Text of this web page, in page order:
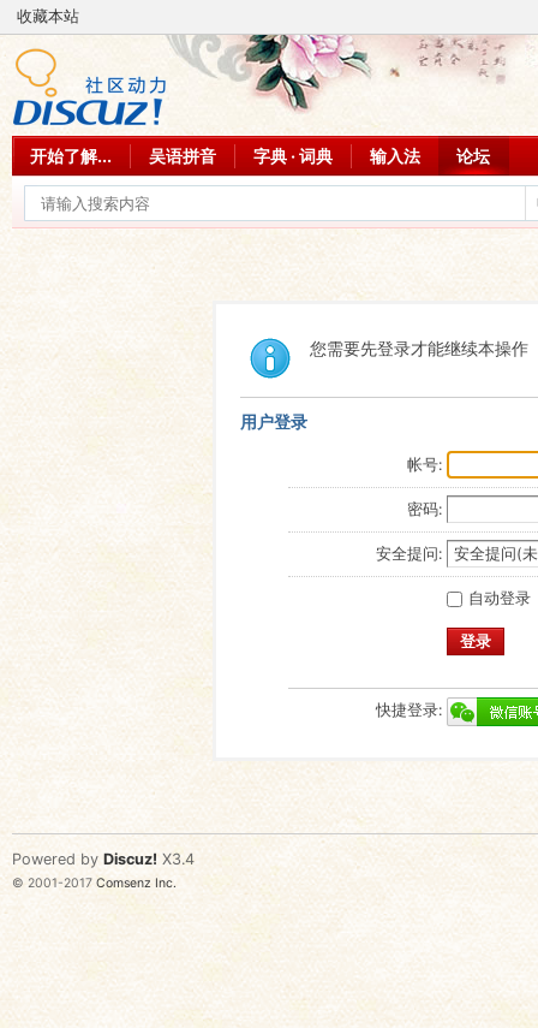
收藏本站
开始了解... 吴语拼音 字典 · 词典 输入法 论坛
您需要先登录才能继续本操作
用户登录
帐号:
密码:
安全提问:
自动登录
登录
快捷登录:
Powered by Discuz! X3.4
© 2001-2017 Comsenz Inc.